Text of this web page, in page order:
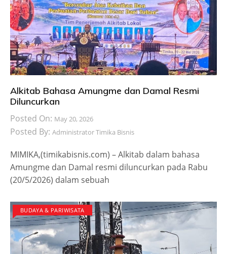
Alkitab Bahasa Amungme dan Damal Resmi
Diluncurkan
Posted On: May 20, 2026
Posted By: Administrator Timika Bisnis
MIMIKA,(timikabisnis.com) – Alkitab dalam bahasa
Amungme dan Damal resmi diluncurkan pada Rabu
(20/5/2026) dalam sebuah
BUDAYA & PARIWISATA